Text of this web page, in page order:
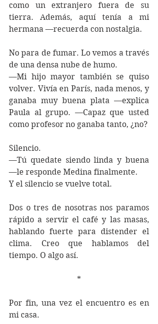
como un extranjero fuera de su
tierra. Además, aquí tenía a mi
hermana —recuerda con nostalgia.
No para de fumar. Lo vemos a través
de una densa nube de humo.
—Mi hijo mayor también se quiso
volver. Vivía en París, nada menos, y
ganaba muy buena plata —explica
Paula al grupo. —Capaz que usted
como profesor no ganaba tanto, ¿no?
Silencio.
—Tú quedate siendo linda y buena
—le responde Medina finalmente.
Y el silencio se vuelve total.
Dos o tres de nosotras nos paramos
rápido a servir el café y las masas,
hablando fuerte para distender el
clima. Creo que hablamos del
tiempo. O algo así.
*
Por fin, una vez el encuentro es en
mi casa.